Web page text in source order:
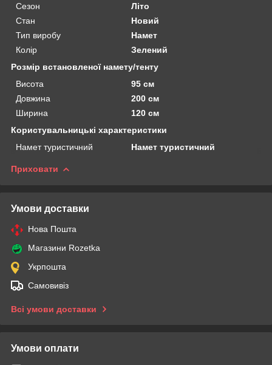
Сезон
Літо
Стан
Новий
Тип виробу
Намет
Колір
Зелений
Розмір встановленої намету/тенту
Висота
95 см
Довжина
200 см
Ширина
120 см
Користувальницькі характеристики
Намет туристичний
Намет туристичний
Приховати
Умови доставки
Нова Пошта
Магазини Rozetka
Укрпошта
Самовивіз
Всі умови доставки
Умови оплати